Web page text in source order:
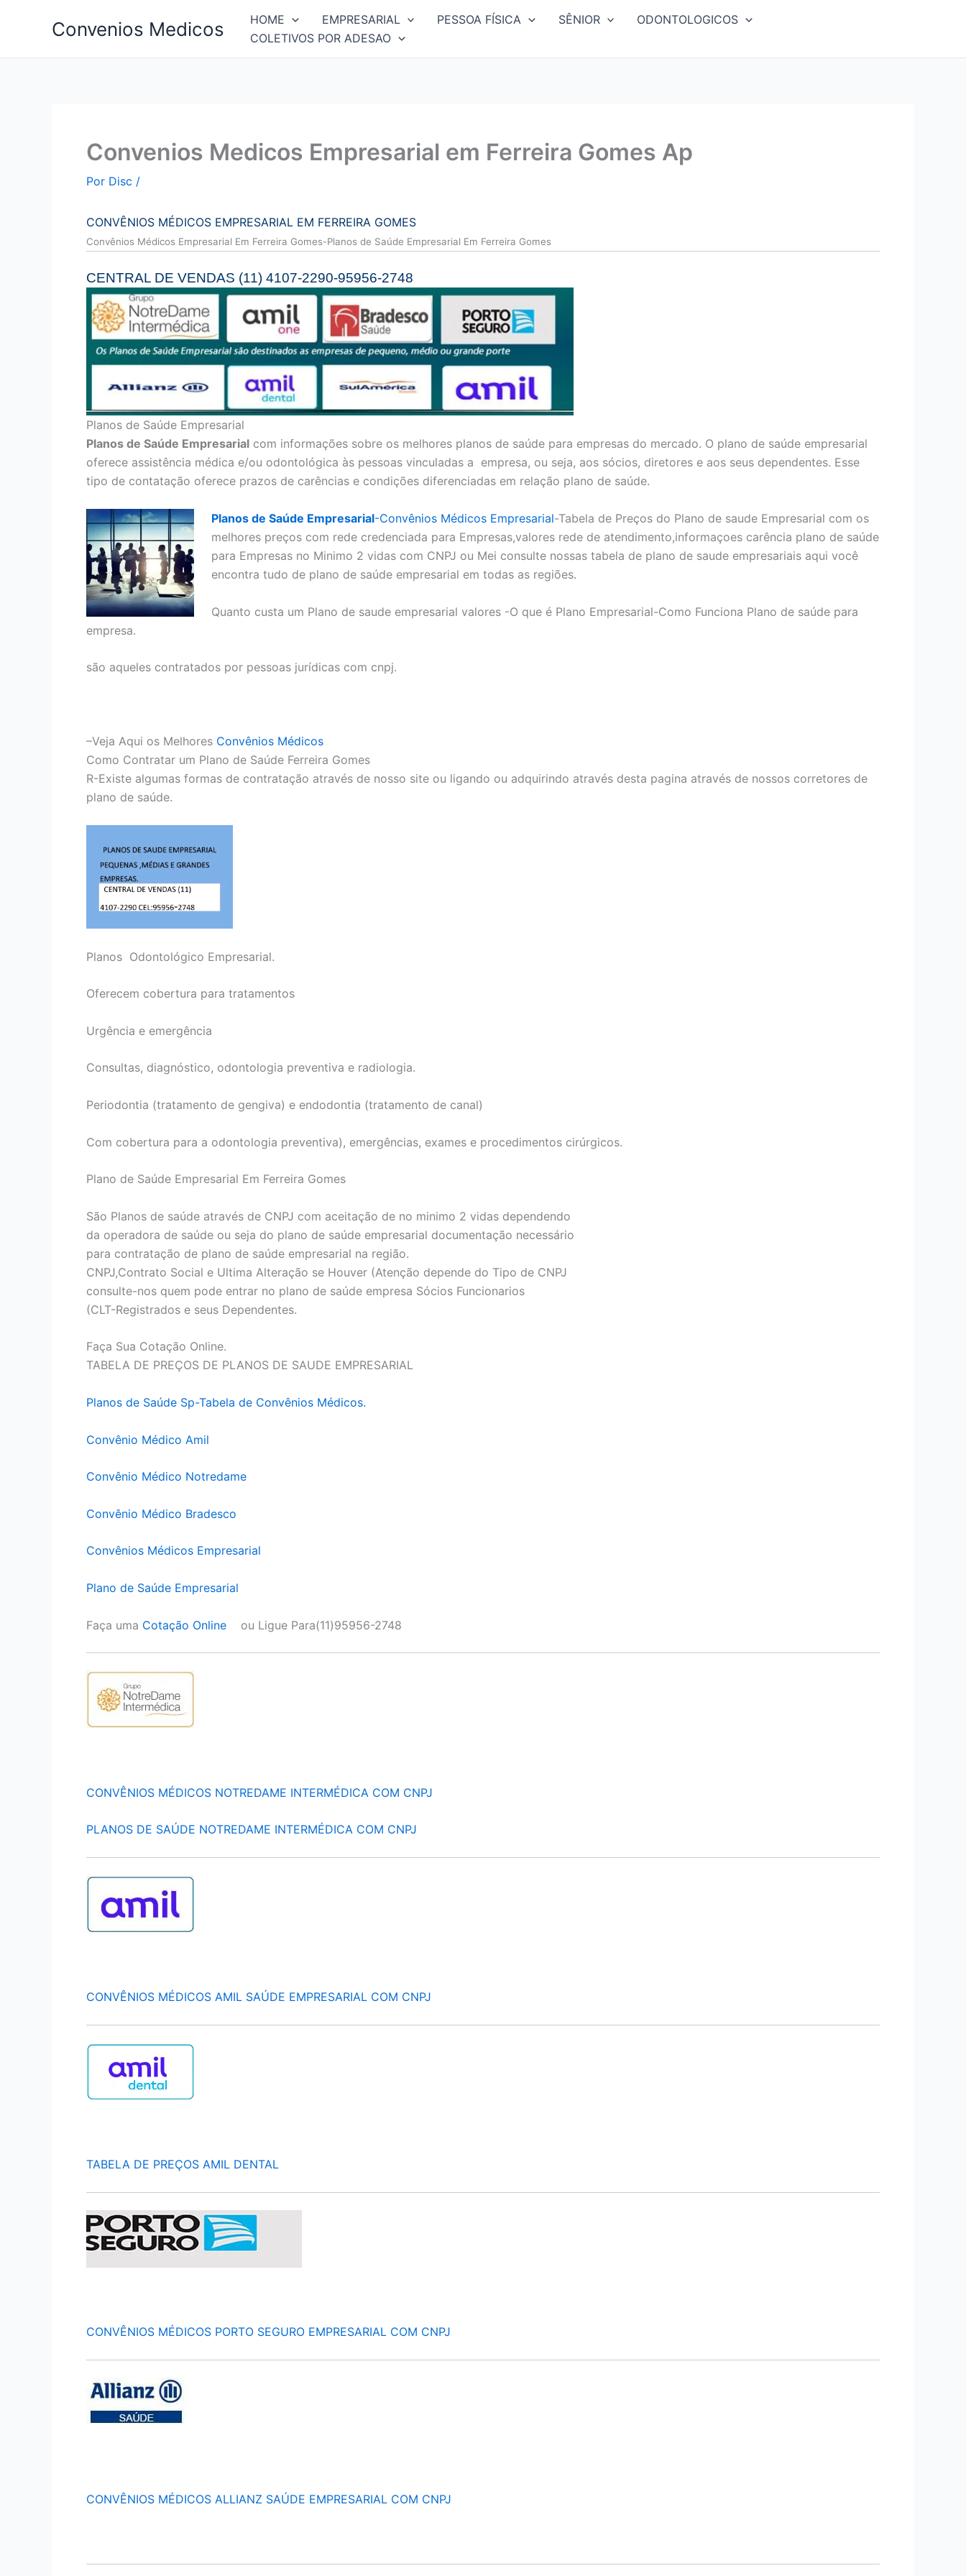
Convenios Medicos HOME EMPRESARIAL PESSOA FÍSICA SÊNIOR
ODONTOLOGICOS
COLETIVOS POR ADESAO
Convenios Medicos Empresarial em Ferreira Gomes Ap
Por Disc /
CONVÊNIOS MÉDICOS EMPRESARIAL EM FERREIRA GOMES
Convênios Médicos Empresarial Em Ferreira Gomes-Planos de Saúde Empresarial Em Ferreira Gomes
CENTRAL DE VENDAS (11) 4107-2290-95956-2748
Planos de Saúde Empresarial
Planos de Saúde Empresarial com informações sobre os melhores planos de saúde para empresas do mercado. O plano de saúde empresarial
oferece assistência médica e/ou odontológica às pessoas vinculadas a empresa, ou seja, aos sócios, diretores e aos seus dependentes. Esse
tipo de contatação oferece prazos de carências e condições diferenciadas em relação plano de saúde.
Planos de Saúde Empresarial-Convênios Médicos Empresarial-Tabela de Preços do Plano de saude Empresarial com os
melhores preços com rede credenciada para Empresas,valores rede de atendimento,informaçoes carência plano de saúde
para Empresas no Minimo 2 vidas com CNPJ ou Mei consulte nossas tabela de plano de saude empresariais aqui você
encontra tudo de plano de saúde empresarial em todas as regiões.
Quanto custa um Plano de saude empresarial valores -O que é Plano Empresarial-Como Funciona Plano de saúde para
empresa.
são aqueles contratados por pessoas jurídicas com cnpj.
–Veja Aqui os Melhores Convênios Médicos
Como Contratar um Plano de Saúde Ferreira Gomes
R-Existe algumas formas de contratação através de nosso site ou ligando ou adquirindo através desta pagina através de nossos corretores de
plano de saúde.
Planos Odontológico Empresarial.
Oferecem cobertura para tratamentos
Urgência e emergência
Consultas, diagnóstico, odontologia preventiva e radiologia.
Periodontia (tratamento de gengiva) e endodontia (tratamento de canal)
Com cobertura para a odontologia preventiva), emergências, exames e procedimentos cirúrgicos.
Plano de Saúde Empresarial Em Ferreira Gomes
São Planos de saúde através de CNPJ com aceitação de no minimo 2 vidas dependendo
da operadora de saúde ou seja do plano de saúde empresarial documentação necessário
para contratação de plano de saúde empresarial na região.
CNPJ,Contrato Social e Ultima Alteração se Houver (Atenção depende do Tipo de CNPJ
consulte-nos quem pode entrar no plano de saúde empresa Sócios Funcionarios
(CLT-Registrados e seus Dependentes.
Faça Sua Cotação Online.
TABELA DE PREÇOS DE PLANOS DE SAUDE EMPRESARIAL
Planos de Saúde Sp-Tabela de Convênios Médicos.
Convênio Médico Amil
Convênio Médico Notredame
Convênio Médico Bradesco
Convênios Médicos Empresarial
Plano de Saúde Empresarial
Faça uma Cotação Online ou Ligue Para(11)95956-2748
CONVÊNIOS MÉDICOS NOTREDAME INTERMÉDICA COM CNPJ
PLANOS DE SAÚDE NOTREDAME INTERMÉDICA COM CNPJ
CONVÊNIOS MÉDICOS AMIL SAÚDE EMPRESARIAL COM CNPJ
TABELA DE PREÇOS AMIL DENTAL
CONVÊNIOS MÉDICOS PORTO SEGURO EMPRESARIAL COM CNPJ
CONVÊNIOS MÉDICOS ALLIANZ SAÚDE EMPRESARIAL COM CNPJ